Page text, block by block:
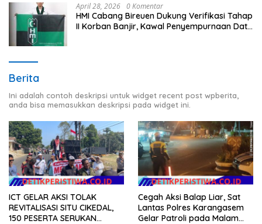
April 28, 2026 0 Komentar
HMI Cabang Bireuen Dukung Verifikasi Tahap
II Korban Banjir, Kawal Penyempurnaan Data
Berita
Ini adalah contoh deskripsi untuk widget recent post wpberita,
anda bisa memasukkan deskripsi pada widget ini.
ICT GELAR AKSI TOLAK
REVITALISASI SITU CIKEDAL,
150 PESERTA SERUKAN
Cegah Aksi Balap Liar, Sat
Lantas Polres Karangasem
Gelar Patroli pada Malam